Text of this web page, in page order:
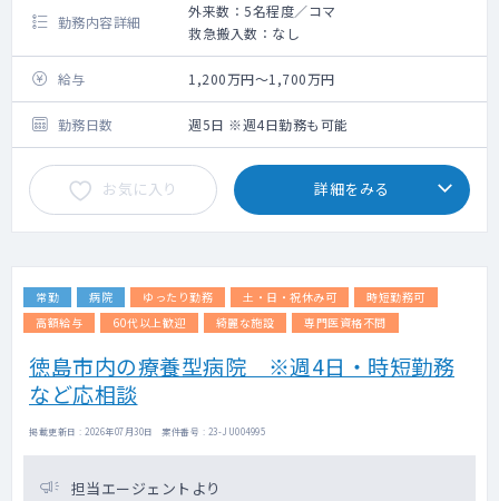
勤務内容詳細
外来数：5名程度／コマ
救急搬入数：なし
給与 1,200万円～1,700万円
勤務日数 週5日 ※週4日勤務も可能
お気に入り 詳細をみる
常勤 病院 ゆったり勤務 土・日・祝休み可
時短勤務可
高額給与
60代以上歓迎 綺麗な施設 専門医資格不問
徳島市内の療養型病院 ※週4日・時短勤務
など応相談
掲載更新日 : 2026年07月30日 案件番号 : 23-JU004995
担当エージェントより